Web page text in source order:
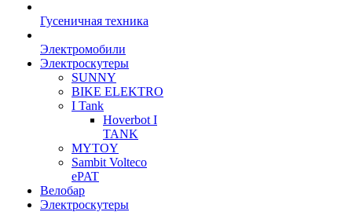
Гусеничная техника
Электромобили
Электроскутеры
SUNNY
BIKE ELEKTRO
I Tank
Hoverbot I
TANK
MYTOY
Sambit Volteco
ePAT
Велобар
Электроскутеры